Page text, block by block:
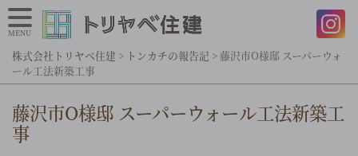
株式会社トリヤベ住建 > トンカチの報告記 > 藤沢市O様邸 スーパーウォ
ール工法新築工事
藤沢市O様邸 スーパーウォール工法新築工
事
MENU